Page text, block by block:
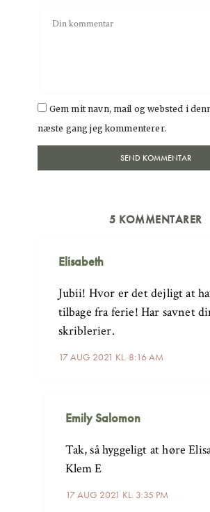
Gem mit navn, mail og websted i
næste gang jeg kommenterer.
5 KOMMENTARER
Elisabeth
17 AUG 2021 KL. 8:16 AM
Jubii! Hvor er det dejligt at
tilbage fra ferie! Har savnet
skriblerier.
Emily Salomon
17 AUG 2021 KL. 3:35 PM
Tak, så hyggeligt at høre
Klem E